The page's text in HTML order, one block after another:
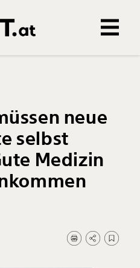
neue
selbst
Medizin